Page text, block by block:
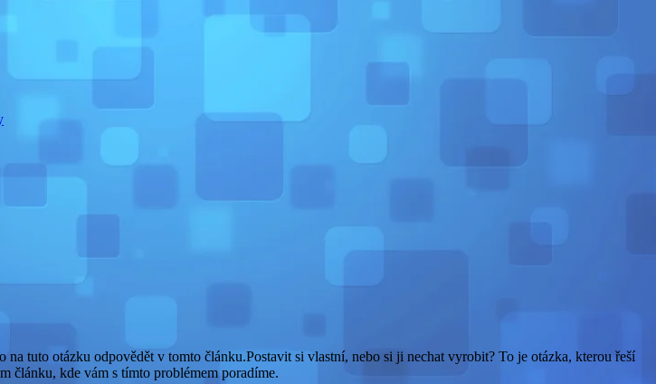
tuto otázku odpovědět v tomto článku.Postavit si vlastní, nebo si ji nechat vyrobit? To je otázka, kterou řeší
článku, kde vám s tímto problémem poradíme.